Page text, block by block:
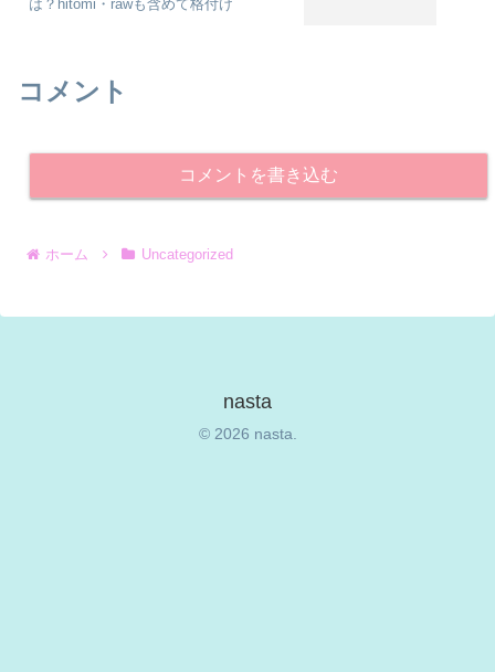
は？hitomi・rawも含めて格付け
コメント
コメントを書き込む
ホーム Uncategorized
nasta
© 2026 nasta.